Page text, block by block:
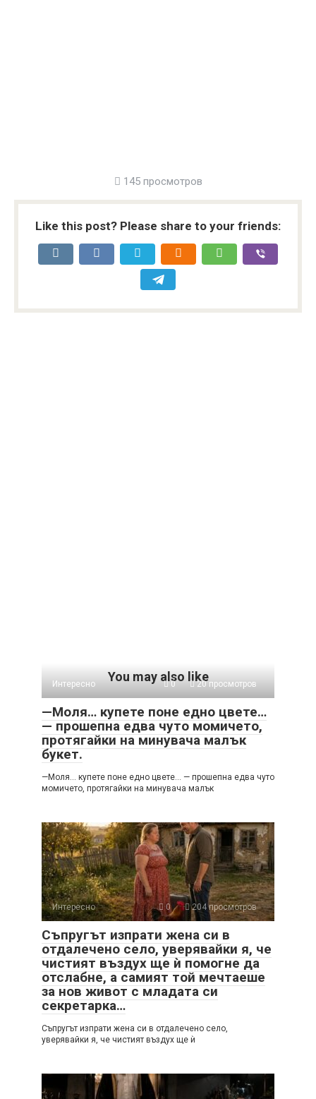
145 просмотров
Like this post? Please share to your friends:
You may also like
Интересно 0 20 просмотров
—Моля… купете поне едно цвете…
— прошепна едва чуто момичето,
протягайки на минувача малък
букет.
—Моля… купете поне едно цвете… — прошепна едва чуто
момичето, протягайки на минувача малък
Интересно 0 204 просмотров
Съпругът изпрати жена си в
отдалечено село, уверявайки я, че
чистият въздух ще ѝ помогне да
отслабне, а самият той мечтаеше
за нов живот с младата си
секретарка…
Съпругът изпрати жена си в отдалечено село,
уверявайки я, че чистият въздух ще ѝ